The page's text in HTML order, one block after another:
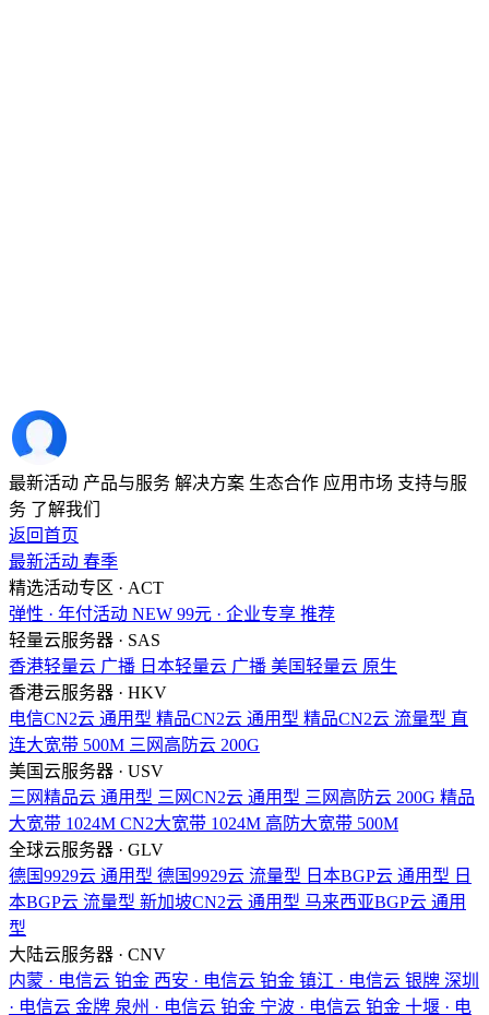
最新活动 产品与服务 解决方案 生态合作 应用市场 支持与服
务 了解我们
返回首页
最新活动 春季
精选活动专区 · ACT
弹性 · 年付活动 NEW 99元 · 企业专享 推荐
轻量云服务器 · SAS
香港轻量云 广播 日本轻量云 广播 美国轻量云 原生
香港云服务器 · HKV
电信CN2云 通用型 精品CN2云 通用型 精品CN2云 流量型 直
连大宽带 500M 三网高防云 200G
美国云服务器 · USV
三网精品云 通用型 三网CN2云 通用型 三网高防云 200G 精品
大宽带 1024M CN2大宽带 1024M 高防大宽带 500M
全球云服务器 · GLV
德国9929云 通用型 德国9929云 流量型 日本BGP云 通用型 日
本BGP云 流量型 新加坡CN2云 通用型 马来西亚BGP云 通用
型
大陆云服务器 · CNV
内蒙 · 电信云 铂金 西安 · 电信云 铂金 镇江 · 电信云 银牌 深圳
· 电信云 金牌 泉州 · 电信云 铂金 宁波 · 电信云 铂金 十堰 · 电